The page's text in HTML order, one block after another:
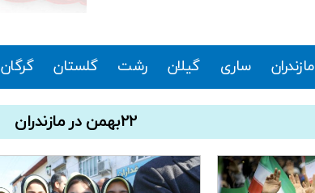
مازندران ساری گیلان رشت گلستان گرگان
۲۲بهمن در مازندران